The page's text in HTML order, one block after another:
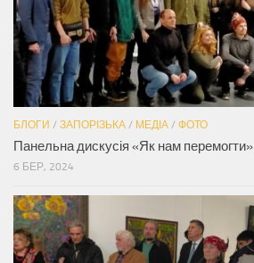
БЛОГИ / ЗАПОРІЗЬКА / МЕДІА / ФОТО
Панельна дискусія «Як нам перемогти»
6 БЕР, 2024